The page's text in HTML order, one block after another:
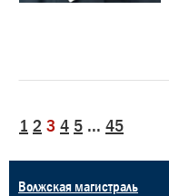
1 2 3 4 5 ... 45
Волжская магистраль